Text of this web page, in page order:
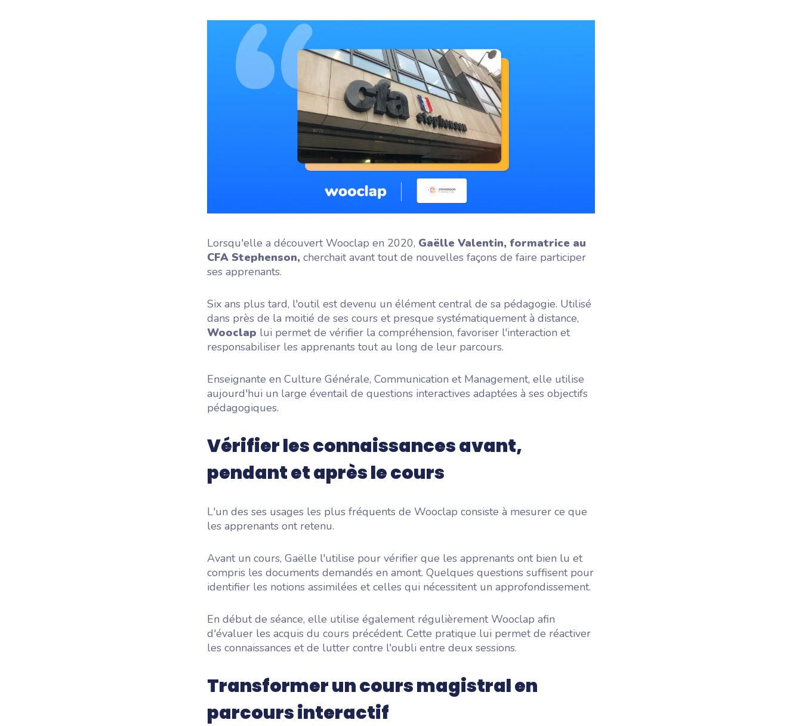
Wooflash, la plateforme de
microlearning par Wooclap
Lorsqu'elle a découvert Wooclap en 2020, Gaëlle Valentin, formatrice au
CFA Stephenson, cherchait avant tout de nouvelles façons de faire participer
ses apprenants.
Six ans plus tard, l'outil est devenu un élément central de sa pédagogie. Utilisé
dans près de la moitié de ses cours et presque systématiquement à distance,
Wooclap lui permet de vérifier la compréhension, favoriser l'interaction et
responsabiliser les apprenants tout au long de leur parcours.
Enseignante en Culture Générale, Communication et Management, elle utilise
aujourd'hui un large éventail de questions interactives adaptées à ses objectifs
pédagogiques.
Vérifier les connaissances avant,
pendant et après le cours
L'un des ses usages les plus fréquents de Wooclap consiste à mesurer ce que
les apprenants ont retenu.
Avant un cours, Gaëlle l'utilise pour vérifier que les apprenants ont bien lu et
compris les documents demandés en amont. Quelques questions suffisent pour
identifier les notions assimilées et celles qui nécessitent un approfondissement.
En début de séance, elle utilise également régulièrement Wooclap afin
d'évaluer les acquis du cours précédent. Cette pratique lui permet de réactiver
les connaissances et de lutter contre l'oubli entre deux sessions.
Transformer un cours magistral en
parcours interactif